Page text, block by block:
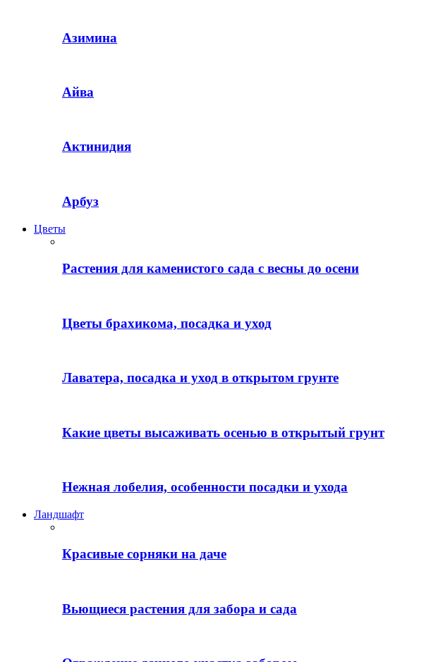
Азимина
Айва
Актинидия
Арбуз
Цветы
Растения для каменистого сада с весны до осени
Цветы брахикома, посадка и уход
Лаватера, посадка и уход в открытом грунте
Какие цветы высаживать осенью в открытый грунт
Нежная лобелия, особенности посадки и ухода
Ландшафт
Красивые сорняки на даче
Вьющиеся растения для забора и сада